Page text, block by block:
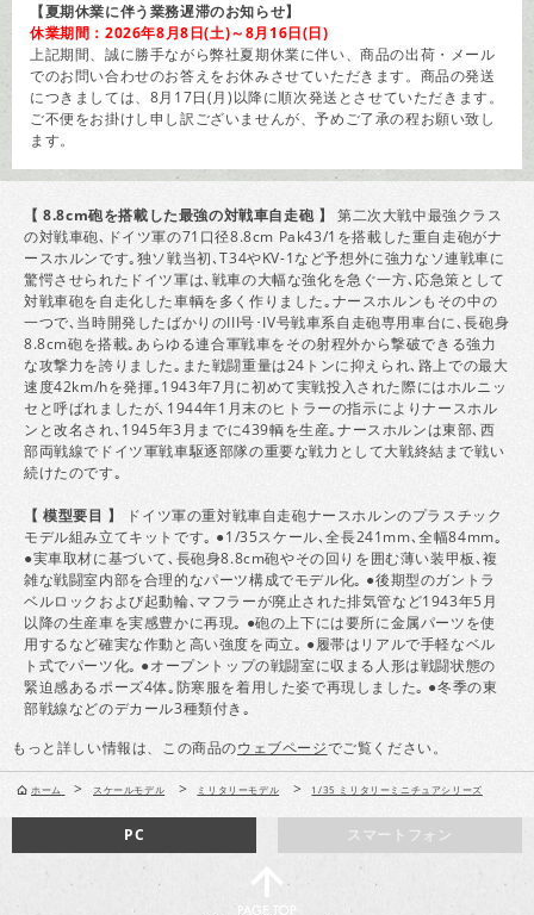
【夏期休業に伴う業務遅滞のお知らせ】
休業期間：2026年8月8日(土)～8月16日(日)
上記期間、誠に勝手ながら弊社夏期休業に伴い、商品の出荷・メール
でのお問い合わせのお答えをお休みさせていただきます。商品の発送
につきましては、8月17日(月)以降に順次発送とさせていただきます。
ご不便をお掛けし申し訳ございませんが、予めご了承の程お願い致し
ます。
【 8.8cm砲を搭載した最強の対戦車自走砲 】
第二次大戦中最強クラス
の対戦車砲､ドイツ軍の71口径8.8cm Pak43/1を搭載した重自走砲がナ
ースホルンです｡独ソ戦当初､T34やKV-1など予想外に強力なソ連戦車に
驚愕させられたドイツ軍は､戦車の大幅な強化を急ぐ一方､応急策として
対戦車砲を自走化した車輌を多く作りました｡ナースホルンもその中の
一つで､当時開発したばかりのIII号･IV号戦車系自走砲専用車台に､長砲身
8.8cm砲を搭載｡あらゆる連合軍戦車をその射程外から撃破できる強力
な攻撃力を誇りました｡また戦闘重量は24トンに抑えられ､路上での最大
速度42km/hを発揮｡1943年7月に初めて実戦投入された際にはホルニッ
セと呼ばれましたが､1944年1月末のヒトラーの指示によりナースホル
ンと改名され､1945年3月までに439輌を生産｡ナースホルンは東部､西
部両戦線でドイツ軍戦車駆逐部隊の重要な戦力として大戦終結まで戦い
続けたのです｡
【 模型要目 】
ドイツ軍の重対戦車自走砲ナースホルンのプラスチック
モデル組み立てキットです｡ ●1/35スケール､全長241mm､全幅84mm｡
●実車取材に基づいて､長砲身8.8cm砲やその回りを囲む薄い装甲板､複
雑な戦闘室内部を合理的なパーツ構成でモデル化｡ ●後期型のガントラ
ベルロックおよび起動輪､マフラーが廃止された排気管など1943年5月
以降の生産車を実感豊かに再現｡ ●砲の上下には要所に金属パーツを使
用するなど確実な作動と高い強度を両立｡ ●履帯はリアルで手軽なベル
ト式でパーツ化｡ ●オープントップの戦闘室に収まる人形は戦闘状態の
緊迫感あるポーズ4体｡防寒服を着用した姿で再現しました｡ ●冬季の東
部戦線などのデカール3種類付き｡
もっと詳しい情報は、この商品のウェブページでご覧ください。
ホーム > スケールモデル > ミリタリーモデル > 1/35 ミリタリーミニチュアシリーズ
スマートフォン
PC